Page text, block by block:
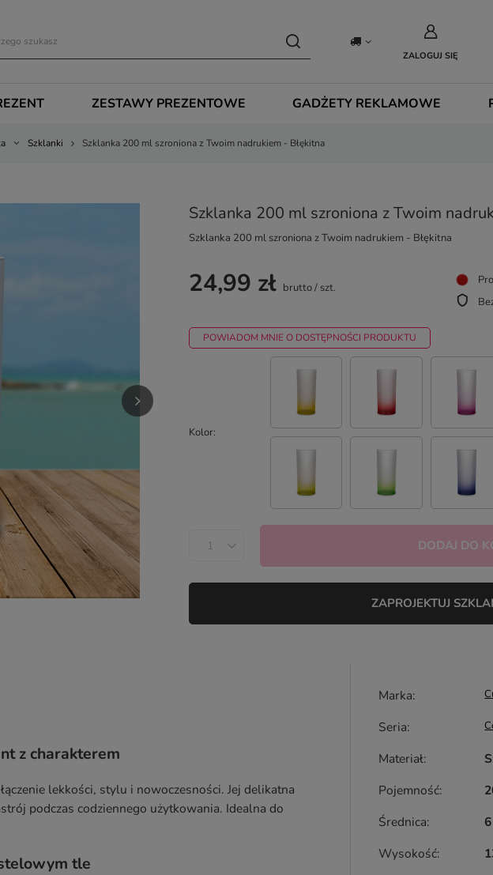
ZALOGUJ SIĘ
ZESTAWY PREZENTOWE GADŻETY REKLAMOWE
Szklanki Szklanka 200 ml szroniona z Twoim nadrukiem - Błękitna
Szklanka 200 ml szroniona z Twoim
Szklanka 200 ml szroniona z Twoim nadrukiem - Błękitna
Kolor
24,99 zł brutto/ szt.
DODAJ DO
POWIADOM MNIE O DOSTĘPNOŚCI PRODUKTU
ZAPROJEKTUJ
z charakterem
lekkości, stylu i nowoczesności. Jej delikatna
podczas codziennego użytkowania. Idealna do
tle
Marka
Seria
Materiał
Pojemność
Średnica
Wysokość